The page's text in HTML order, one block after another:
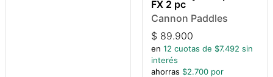
FX 2 pc
Cannon Paddles
$ 89.900
en 12 cuotas de $7.492 sin
interés
ahorras $2.700 por